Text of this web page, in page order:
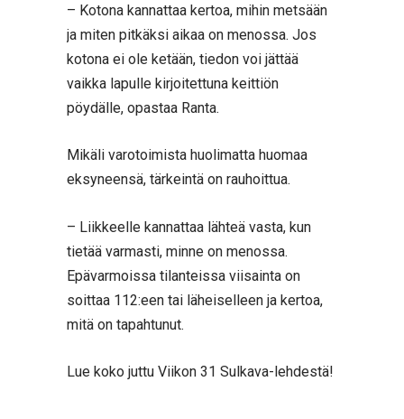
– Kotona kannattaa kertoa, mihin metsään
ja miten pitkäksi aikaa on menossa. Jos
kotona ei ole ketään, tiedon voi jättää
vaikka lapulle kirjoitettuna keittiön
pöydälle, opastaa Ranta.
Mikäli varotoimista huolimatta huomaa
eksyneensä, tärkeintä on rauhoittua.
– Liikkeelle kannattaa lähteä vasta, kun
tietää varmasti, minne on menossa.
Epävarmoissa tilanteissa viisainta on
soittaa 112:een tai läheiselleen ja kertoa,
mitä on tapahtunut.
Lue koko juttu Viikon 31 Sulkava-lehdestä!